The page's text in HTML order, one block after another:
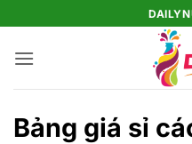
qua
nội
Bảng giá sỉ